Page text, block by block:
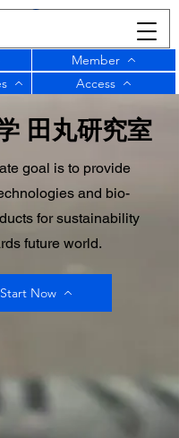
Member
Access
田丸研究室
goal is to provide
and bio-
for sustainability
future world.
Start Now